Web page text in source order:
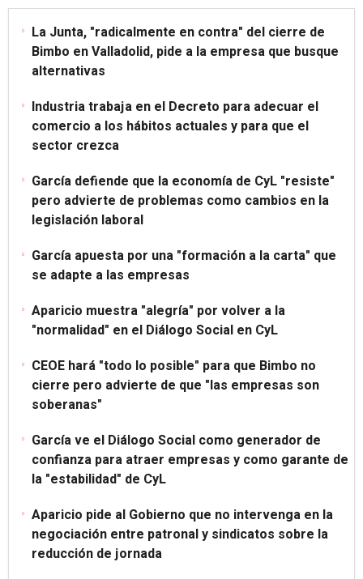
La Junta, "radicalmente en contra" del cierre de
Bimbo en Valladolid, pide a la empresa que busque
alternativas
Industria trabaja en el Decreto para adecuar el
comercio a los hábitos actuales y para que el
sector crezca
García defiende que la economía de CyL "resiste"
pero advierte de problemas como cambios en la
legislación laboral
García apuesta por una "formación a la carta" que
se adapte a las empresas
Aparicio muestra "alegría" por volver a la
"normalidad" en el Diálogo Social en CyL
CEOE hará "todo lo posible" para que Bimbo no
cierre pero advierte de que "las empresas son
soberanas"
García ve el Diálogo Social como generador de
confianza para atraer empresas y como garante de
la "estabilidad" de CyL
Aparicio pide al Gobierno que no intervenga en la
negociación entre patronal y sindicatos sobre la
reducción de jornada